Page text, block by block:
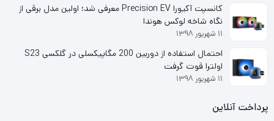
کیس مسترتک مدل Mantra
دو فن داخل کیس کامپیوتر مسترتک مدل Mantra نصب و
جایگاه ۴ فن دیگر نیز در نظر گرفته شده است تا افزایش قدرت
جهت جلوگیری آسیب قطعات از گرمای تولیدی، به شکل مطلوبی
کانسپت آکیورا Precision EV معرفی شد؛ اولین مدل برقی از
نگاه شاخه لوکس هوندا
۱۱ شهریور ۱۳۹۸
احتمال استفاده از دوربین 200 مگاپیکسلی در گلکسی S23
اولترا قوت گرفت
۱۱ شهریور ۱۳۹۸
پرداخت آنلاین